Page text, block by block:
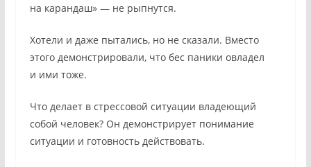
на карандаш» — не рыпнутся.
Хотели и даже пытались, но не сказали. Вместо
этого демонстрировали, что бес паники овладел
и ими тоже.
Что делает в стрессовой ситуации владеющий
собой человек? Он демонстрирует понимание
ситуации и готовность действовать.